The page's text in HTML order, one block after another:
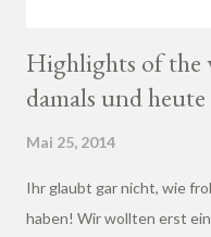
Highlights of the
damals und heute
Mai 25, 2014
Ihr glaubt gar nicht, wie
haben! Wir wollten erst